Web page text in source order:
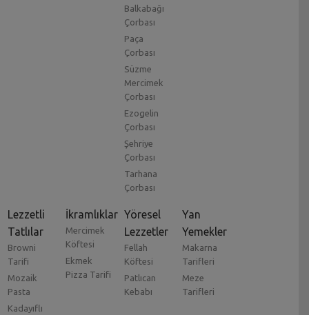
Balkabağı
Çorbası
Paça
Çorbası
Süzme
Mercimek
Çorbası
Ezogelin
Çorbası
Şehriye
Çorbası
Tarhana
Çorbası
Lezzetli
Tatlılar
Browni
Tarifi
Mozaik
Pasta
Kadayıflı
İkramlıklar
Mercimek
Köftesi
Ekmek
Pizza Tarifi
Yöresel
Lezzetler
Fellah
Köftesi
Patlıcan
Kebabı
Yan
Yemekler
Makarna
Tarifleri
Meze
Tarifleri